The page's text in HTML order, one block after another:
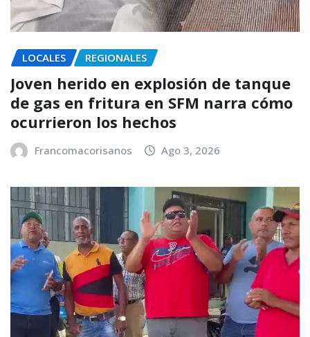
LOCALES REGIONALES
Joven herido en explosión de tanque
de gas en fritura en SFM narra cómo
ocurrieron los hechos
Francomacorisanos Ago 3, 2026